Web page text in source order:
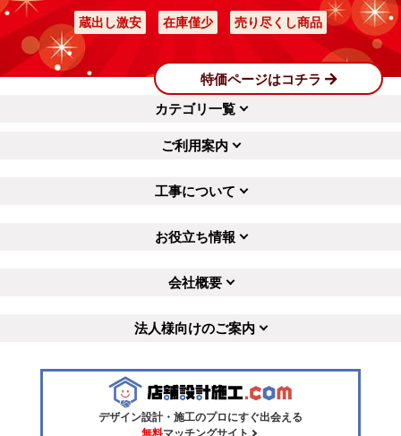
蔵出し激安 在庫僅少 売り尽くし商品
特価ページはコチラ
カテゴリ一覧
ご利用案内
工事について
お役立ち情報
会社概要
法人様向けのご案内
デザイン設計・施工のプロにすぐ出会える
無料マッチングサイト